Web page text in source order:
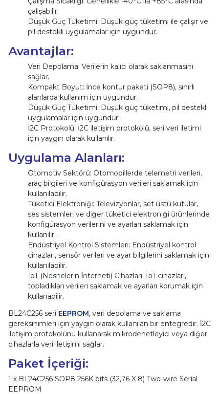
çalışabilir.
Düşük Güç Tüketimi: Düşük güç tüketimi ile çalışır ve
pil destekli uygulamalar için uygundur.
Avantajlar:
Veri Depolama: Verilerin kalıcı olarak saklanmasını
sağlar.
Kompakt Boyut: İnce kontur paketi (SOP8), sınırlı
alanlarda kullanım için uygundur.
Düşük Güç Tüketimi: Düşük güç tüketimi, pil destekli
uygulamalar için uygundur.
İ2C Protokolü: İ2C iletişim protokolü, seri veri iletimi
için yaygın olarak kullanılır.
Uygulama Alanları:
Otomotiv Sektörü: Otomobillerde telemetri verileri,
araç bilgileri ve konfigürasyon verileri saklamak için
kullanılabilir.
Tüketici Elektroniği: Televizyonlar, set üstü kutular,
ses sistemleri ve diğer tüketici elektroniği ürünlerinde
konfigürasyon verilerini ve ayarları saklamak için
kullanılır.
Endüstriyel Kontrol Sistemleri: Endüstriyel kontrol
cihazları, sensör verileri ve ayar bilgilerini saklamak için
kullanılabilir.
IoT (Nesnelerin İnterneti) Cihazları: IoT cihazları,
topladıkları verileri saklamak ve ayarları korumak için
kullanabilir.
BL24C256 seri EEPROM, veri depolama ve saklama
gereksinimleri için yaygın olarak kullanılan bir entegredir. İ2C
iletişim protokolünü kullanarak mikrodenetleyici veya diğer
cihazlarla veri iletişimi sağlar.
Paket İçeriği:
1 x BL24C256 SOP8 256K bits (32,76 X 8) Two-wire Serial
EEPROM